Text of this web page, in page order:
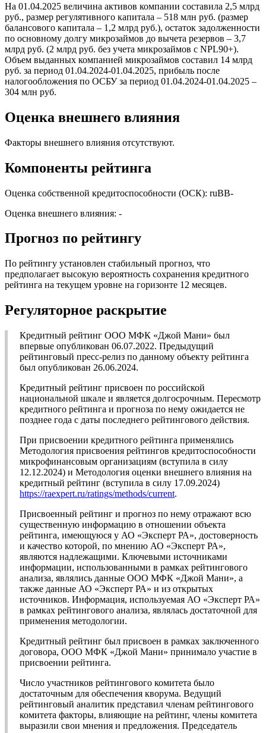
На 01.04.2025 величина активов компании составила 2,5 млрд
руб., размер регулятивного капитала – 518 млн руб. (размер
балансового капитала – 1,2 млрд руб.), остаток задолженности
по основному долгу микрозаймов до вычета резервов – 3,7
млрд руб. (2 млрд руб. без учета микрозаймов с NPL90+).
Объем выданных компанией микрозаймов составил 14 млрд
руб. за период 01.04.2024-01.04.2025, прибыль после
налогообложения по ОСБУ за период 01.04.2024-01.04.2025 –
304 млн руб.
Оценка внешнего влияния
Факторы внешнего влияния отсутствуют.
Компоненты рейтинга
Оценка собственной кредитоспособности (ОСК): ruBB-
Оценка внешнего влияния: -
Прогноз по рейтингу
По рейтингу установлен стабильный прогноз, что
предполагает высокую вероятность сохранения кредитного
рейтинга на текущем уровне на горизонте 12 месяцев.
Регуляторное раскрытие
Кредитный рейтинг ООО МФК «Джой Мани» был
впервые опубликован 06.07.2022. Предыдущий
рейтинговый пресс-релиз по данному объекту рейтинга
был опубликован 26.06.2024.
Кредитный рейтинг присвоен по российской
национальной шкале и является долгосрочным. Пересмотр
кредитного рейтинга и прогноза по нему ожидается не
позднее года с даты последнего рейтингового действия.
При присвоении кредитного рейтинга применялись
Методология присвоения рейтингов кредитоспособности
микрофинансовым организациям (вступила в силу
12.12.2024) и Методология оценки внешнего влияния на
кредитный рейтинг (вступила в силу 17.09.2024)
https://raexpert.ru/ratings/methods/current.
Присвоенный рейтинг и прогноз по нему отражают всю
существенную информацию в отношении объекта
рейтинга, имеющуюся у АО «Эксперт РА», достоверность
и качество которой, по мнению АО «Эксперт РА»,
являются надлежащими. Ключевыми источниками
информации, использованными в рамках рейтингового
анализа, являлись данные ООО МФК «Джой Мани», а
также данные АО «Эксперт РА» и из открытых
источников. Информация, используемая АО «Эксперт РА»
в рамках рейтингового анализа, являлась достаточной для
применения методологии.
Кредитный рейтинг был присвоен в рамках заключенного
договора, ООО МФК «Джой Мани» принимало участие в
присвоении рейтинга.
Число участников рейтингового комитета было
достаточным для обеспечения кворума. Ведущий
рейтинговый аналитик представил членам рейтингового
комитета факторы, влияющие на рейтинг, члены комитета
выразили свои мнения и предложения. Председатель